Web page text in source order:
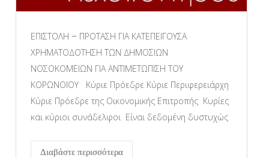
ΕΠΙΣΤΟΛΗ – ΠΡΟΤΑΣΗ ΓΙΑ ΚΑΤΕΠΕΙΓΟΥΣΑ
ΧΡΗΜΑΤΟΔΟΤΗΣΗ ΤΩΝ ΔΗΜΟΣΙΩΝ
ΝΟΣΟΚΟΜΕΙΩΝ ΓΙΑ ΑΝΤΙΜΕΤΩΠΙΣΗ ΤΟΥ
ΚΟΡΩΝΟΪΟΥ Κύριε Πρόεδρε Κύριε Περιφερειάρχη
Κύριε Πρόεδρε της Οικονομικής Επιτροπής Κυρίες
και κύριοι συνάδελφοι Είναι δεδομένη δυστυχώς
Διαβάστε περισσότερα